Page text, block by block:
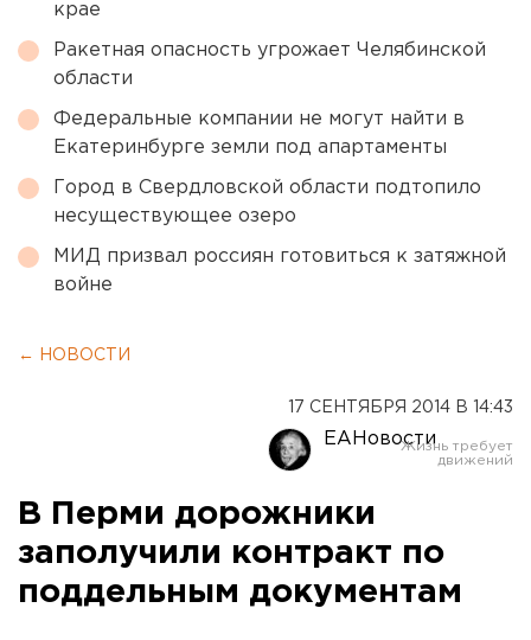
крае
Ракетная опасность угрожает Челябинской
области
Федеральные компании не могут найти в
Екатеринбурге земли под апартаменты
Город в Свердловской области подтопило
несуществующее озеро
МИД призвал россиян готовиться к затяжной
войне
← НОВОСТИ
17 СЕНТЯБРЯ 2014 В 14:43
ЕАНовости
В Перми дорожники
заполучили контракт по
поддельным документам